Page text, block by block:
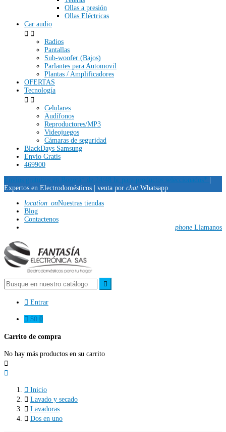
Ollas a presión
Ollas Eléctricas
Car audio
 
Radios
Pantallas
Sub-woofer (Bajos)
Parlantes para Automovil
Plantas / Amplificadores
OFERTAS
Tecnología
 
Celulares
Audífonos
Reproductores/MP3
Videojuegos
Cámaras de seguridad
BlackDays Samsung
Envío Gratis
469900
Envíos gratuitos en Bogotá* de 24/48 hr para productos seleccionados*
Expertos en Electrodomésticos |
venta por chat Whatsapp
location_onNuestras tiendas
Blog
Contactenos
phone Llamanos

 Entrar
 $0 0
Carrito de compra
No hay más productos en su carrito


 Inicio
 Lavado y secado
 Lavadoras
 Dos en uno